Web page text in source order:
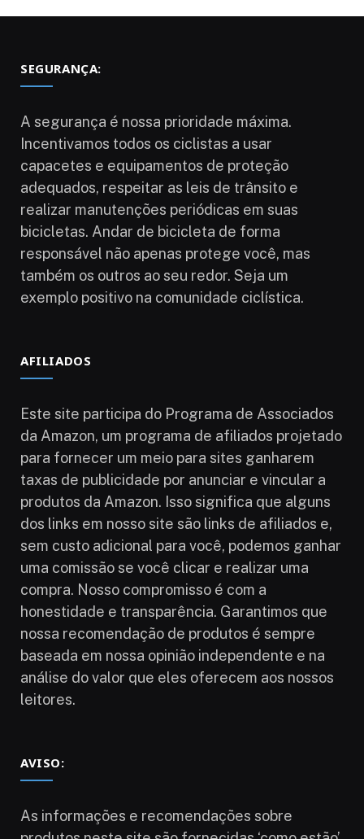
SEGURANÇA:
A segurança é nossa prioridade máxima.
Incentivamos todos os ciclistas a usar
capacetes e equipamentos de proteção
adequados, respeitar as leis de trânsito e
realizar manutenções periódicas em suas
bicicletas. Andar de bicicleta de forma
responsável não apenas protege você, mas
também os outros ao seu redor. Seja um
exemplo positivo na comunidade ciclística.
AFILIADOS
Este site participa do Programa de Associados
da Amazon, um programa de afiliados projetado
para fornecer um meio para sites ganharem
taxas de publicidade por anunciar e vincular a
produtos da Amazon. Isso significa que alguns
dos links em nosso site são links de afiliados e,
sem custo adicional para você, podemos ganhar
uma comissão se você clicar e realizar uma
compra. Nosso compromisso é com a
honestidade e transparência. Garantimos que
nossa recomendação de produtos é sempre
baseada em nossa opinião independente e na
análise do valor que eles oferecem aos nossos
leitores.
AVISO:
As informações e recomendações sobre